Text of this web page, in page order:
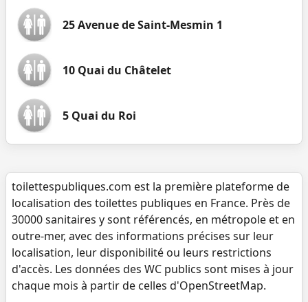
25 Avenue de Saint-Mesmin 1
10 Quai du Châtelet
5 Quai du Roi
toilettespubliques.com est la première plateforme de
localisation des toilettes publiques en France. Près de
30000 sanitaires y sont référencés, en métropole et en
outre-mer, avec des informations précises sur leur
localisation, leur disponibilité ou leurs restrictions
d'accès. Les données des WC publics sont mises à jour
chaque mois à partir de celles d'OpenStreetMap.